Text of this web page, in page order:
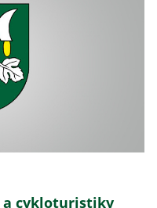
a cykloturistiky